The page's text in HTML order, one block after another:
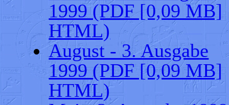
1999 (PDF [0,09 MB]
HTML)
August - 3. Ausgabe
1999 (PDF [0,09 MB]
HTML)